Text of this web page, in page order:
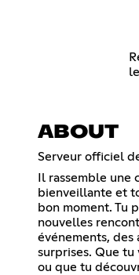
ABOUT
Serveur officiel
Il rassemble une
bienveillante et
bon moment. Tu
nouvelles
événements, des
surprises. Que tu
ou que tu